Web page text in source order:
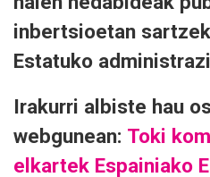
inbertsioetan
Estatuko
Irakurri albiste hau
webgunean: Toki
elkartek Espainiako